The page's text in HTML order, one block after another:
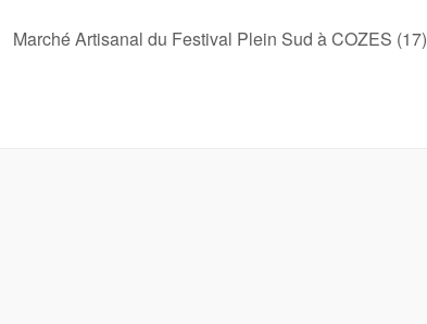
Marché Artisanal du Festival Plein Sud à COZES (17)